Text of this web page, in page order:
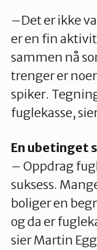
–Det er ikke
er en fin
sammen nå
trenger er
spiker.
fuglekasse,
En ubetinget
– Oppdrag
suksess.
boliger en
og da er
sier Martin